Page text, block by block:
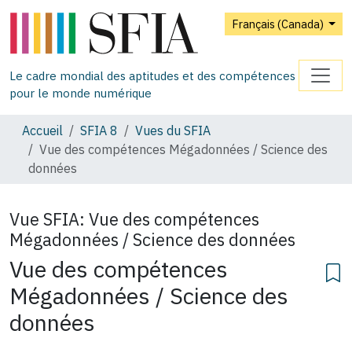
Français (Canada)
Le cadre mondial des aptitudes et des compétences
pour le monde numérique
Accueil SFIA 8
Vues du SFIA
Vue des compétences Mégadonnées / Science des
données
Vue SFIA: Vue des compétences
Mégadonnées / Science des données
Vue des compétences
Mégadonnées / Science des
données